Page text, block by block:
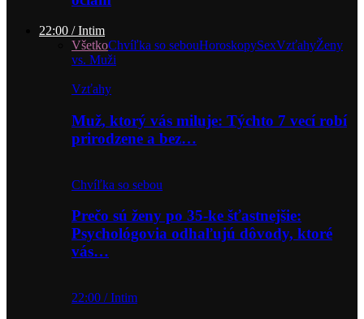
22:00 / Intim
VšetkoChvíľka so sebouHoroskopySexVzťahyŽeny
vs. Muži
Vzťahy
Muž, ktorý vás miluje: Týchto 7 vecí robí
prirodzene a bez…
Chvíľka so sebou
Prečo sú ženy po 35-ke šťastnejšie:
Psychológovia odhaľujú dôvody, ktoré
vás…
22:00 / Intim